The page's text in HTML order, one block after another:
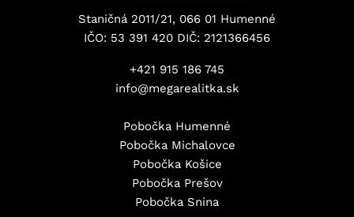
Staničná 2011/21, 066 01 Humenné
IČO: 53 391 420 DIČ: 2121366456
+421 915 186 745
info@megarealitka.sk
Pobočka Humenné
Pobočka Michalovce
Pobočka Košice
Pobočka Prešov
Pobočka Snina